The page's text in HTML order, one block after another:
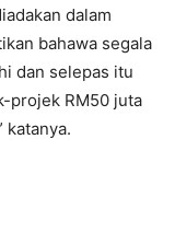
dalam
bahawa segala
dan selepas itu
projek RM50 juta
katanya.